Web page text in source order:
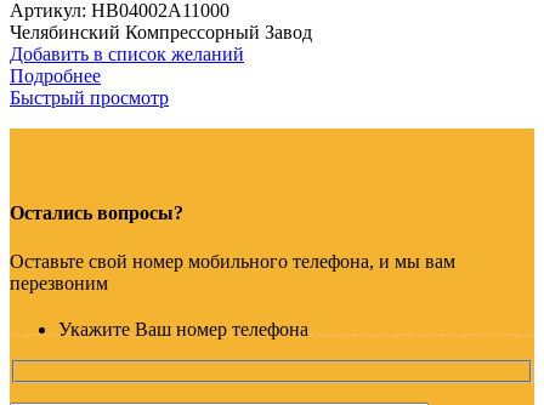
Артикул: HB04002A11000
Челябинский Компрессорный Завод
Добавить в список желаний
Подробнее
Быстрый просмотр
Остались вопросы?
Оставьте свой номер мобильного телефона, и мы вам
перезвоним
Укажите Ваш номер телефона